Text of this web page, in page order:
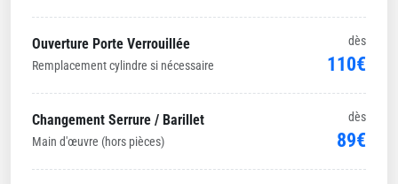
Ouverture Porte Verrouillée
Remplacement cylindre si nécessaire
dès
110€
Changement Serrure / Barillet
Main d'œuvre (hors pièces)
dès
89€